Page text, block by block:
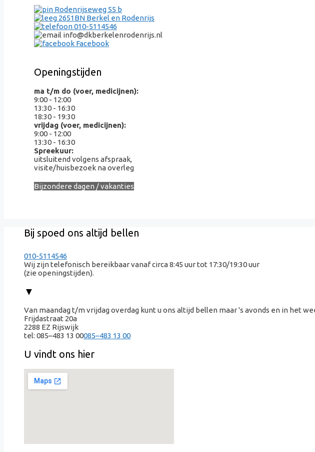
Rodenrijseweg 55 b
2651BN Berkel en Rodenrijs
010-5114546
info@dkberkelenrodenrijs.nl
Facebook
Openingstijden
ma t/m do (voer, medicijnen):
9:00 - 12:00
13:30 - 16:30
18:30 - 19:30
vrijdag (voer, medicijnen):
9:00 - 12:00
13:30 - 16:30
Spreekuur:
uitsluitend volgens afspraak,
visite/huisbezoek na overleg
Bijzondere dagen / vakanties
Bij spoed ons altijd bellen
010-5114546
Wij zijn telefonisch bereikbaar vanaf circa 8:45 uur tot 17:30/19:30 uur
(zie openingstijden).
▼
Van maandag t/m vrijdag overdag kunt u ons altijd bellen maar 's avonds en in het
Frijdastraat 20a
2288 EZ Rijswijk
tel: 085–483 13 00085–483 13 00
U vindt ons hier